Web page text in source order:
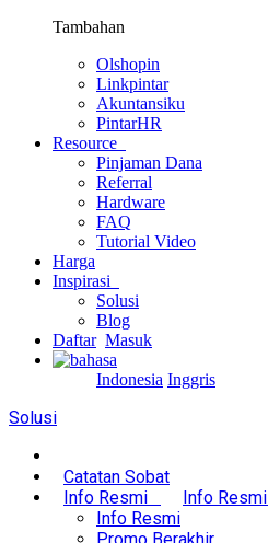
Tambahan
Olshopin
Linkpintar
Akuntansiku
PintarHR
Resource
Pinjaman Dana
Referral
Hardware
FAQ
Tutorial Video
Harga
Inspirasi
Solusi
Blog
Daftar Masuk
Indonesia Inggris
Solusi
Catatan Sobat
Info Resmi
Info Resmi
Info Resmi